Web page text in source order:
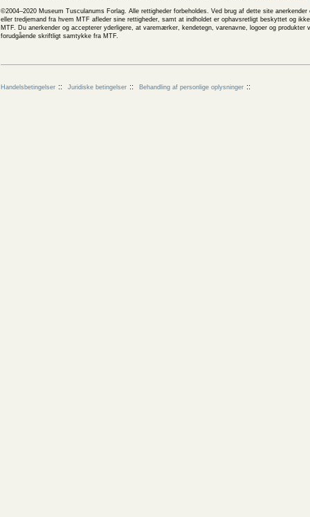
©2004–2020 Museum Tusculanums Forlag. Alle rettigheder forbeholdes. Ved brug af dette site
eller tredjemand fra hvem MTF afleder sine rettigheder, samt at indholdet er ophavsretligt beskyttet og
MTF. Du anerkender og accepterer yderligere, at varemærker, kendetegn, varenavne, logoer og
forudgående skriftligt samtykke fra MTF.
Handelsbetingelser Juridiske betingelser Behandling af personlige oplysninger